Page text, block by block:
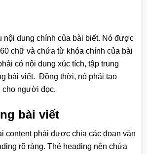
nội dung chính của bài biết. Nó được
chữ và chứa từ khóa chính của bài
có nội dung xúc tích, tập trung
bài viết. Đồng thời, nó phải tạo
người đọc.
bài viết
content phải được chia các đoạn văn
rõ ràng. Thẻ heading nên chứa